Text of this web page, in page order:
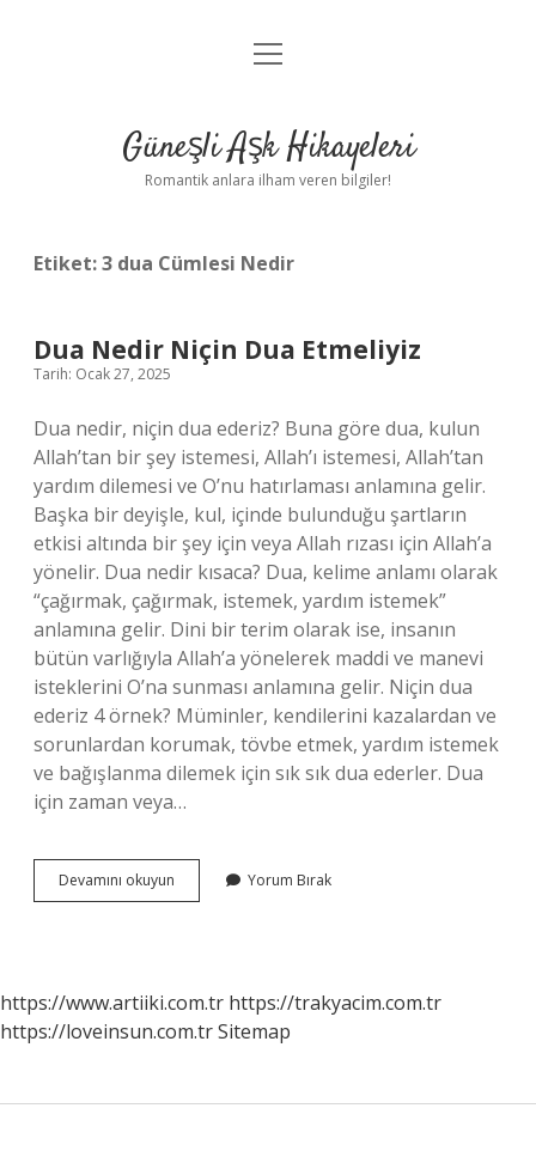
Anasayfa
Yasal Uyarı
menüyü
Güneşli Aşk Hikayeleri
Romantik anlara ilham veren bilgiler!
Etiket:3 dua Cümlesi Nedir
Dua Nedir Niçin Dua Etmeliyiz
Tarih: Ocak 27, 2025
Dua nedir, niçin dua ederiz? Buna göre dua, kulun
Allah’tan bir şey istemesi, Allah’ı istemesi, Allah’tan
yardım dilemesi ve O’nu hatırlaması anlamına gelir.
Başka bir deyişle, kul, içinde bulunduğu şartların
etkisi altında bir şey için veya Allah rızası için Allah’a
yönelir. Dua nedir kısaca? Dua, kelime anlamı olarak
“çağırmak, çağırmak, istemek, yardım istemek”
anlamına gelir. Dini bir terim olarak ise, insanın
bütün varlığıyla Allah’a yönelerek maddi ve manevi
isteklerini O’na sunması anlamına gelir. Niçin dua
ederiz 4 örnek? Müminler, kendilerini kazalardan ve
sorunlardan korumak, tövbe etmek, yardım istemek
ve bağışlanma dilemek için sık sık dua ederler. Dua
için zaman veya…
Devamını okuyun
Nedir
Yorum Bırak
https://www.artiiki.com.tr https://trakyacim.com.tr
https://loveinsun.com.trSitemap